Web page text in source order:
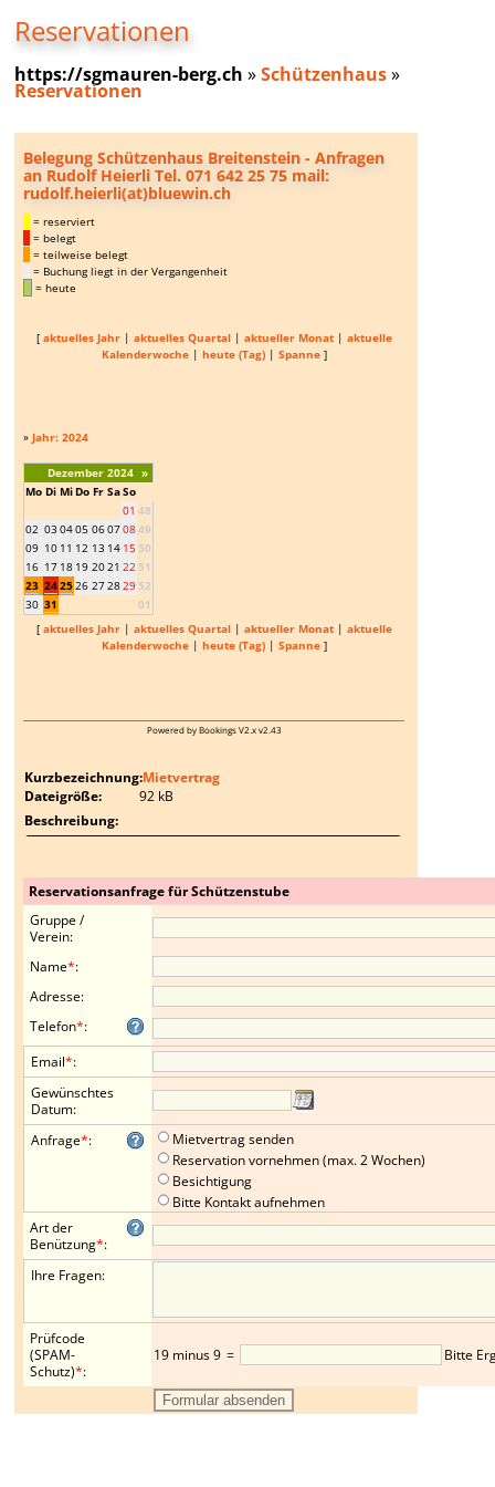
Reservationen
https://sgmauren-berg.ch »Schützenhaus»
Reservationen
Belegung Schützenhaus Breitenstein - Anfragen
an Rudolf Heierli Tel. 071 642 25 75 mail:
rudolf.heierli(at)bluewin.ch
= reserviert
= belegt
= teilweise belegt
= Buchung liegt in der Vergangenheit
= heute
[ aktuelles Jahr| aktuelles Quartal| aktueller Monat| aktuelle
Kalenderwoche| heute (Tag)| Spanne]
» Jahr: 2024
Dezember 2024 »
Mo Di MiDo Fr SaSo
01 48
02 03 0405 06070849
09 10 11 12 13 14 15 50
16 17 18 19 2021 22 51
23 242526 272829 52
30 31
01
[ aktuelles Jahr| aktuelles Quartal| aktueller Monat| aktuelle
Kalenderwoche| heute (Tag)| Spanne]
Powered by Bookings V2.x v2.43
Mietvertrag
92 kB
Reservationsanfrage für Schützenstube
Gruppe /
Verein:
Name*:
Adresse:
Telefon*:
Email*:
Gewünschtes
Datum:
Anfrage*:
Mietvertrag senden
Reservation vornehmen (max. 2 Wochen)
Besichtigung
Bitte Kontakt aufnehmen
Art der
Benützung*:
Ihre Fragen:
Prüfcode
(SPAM-
Schutz)*:
19 minus 9 = Bitte